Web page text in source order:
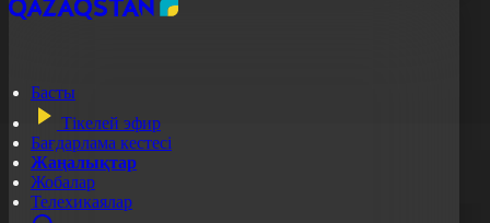
Басты
Тікелей эфир
Бағдарлама кестесі
Жаңалықтар
Жобалар
Телехикаялар